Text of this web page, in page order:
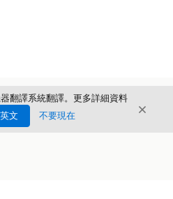
翻譯系統翻譯。更多詳細資料
文 不要現在 結束